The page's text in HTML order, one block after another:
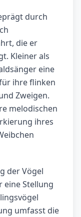
durch
die er
Kleiner als
eine
ihre flinken
Zweigen.
melodischen
ihres
der Vögel
eine Stellung
umfasst die